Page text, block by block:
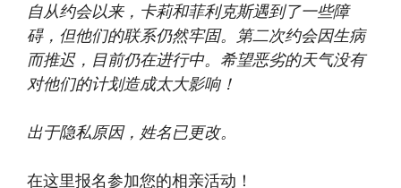
自从约会以来，卡莉和菲利克斯遇到了一些障
碍，但他们的联系仍然牢固。第二次约会因生病
而推迟，目前仍在进行中。希望恶劣的天气没有
对他们的计划造成太大影响！
出于隐私原因，姓名已更改。
在这里报名参加您的相亲活动！